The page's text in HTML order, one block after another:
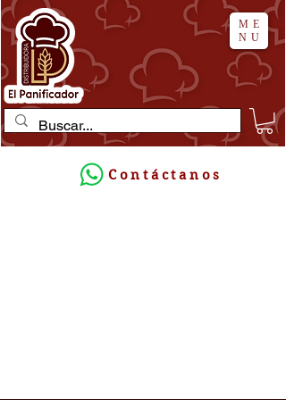
ME
NU
Contáctanos